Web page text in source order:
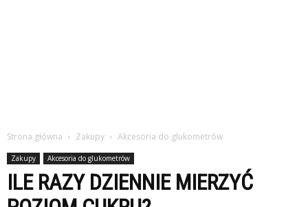
Strona główna Zakupy Akcesoria do glukometrów
Zakupy Akcesoria do glukometrów
ILE RAZY DZIENNIE MIERZYĆ